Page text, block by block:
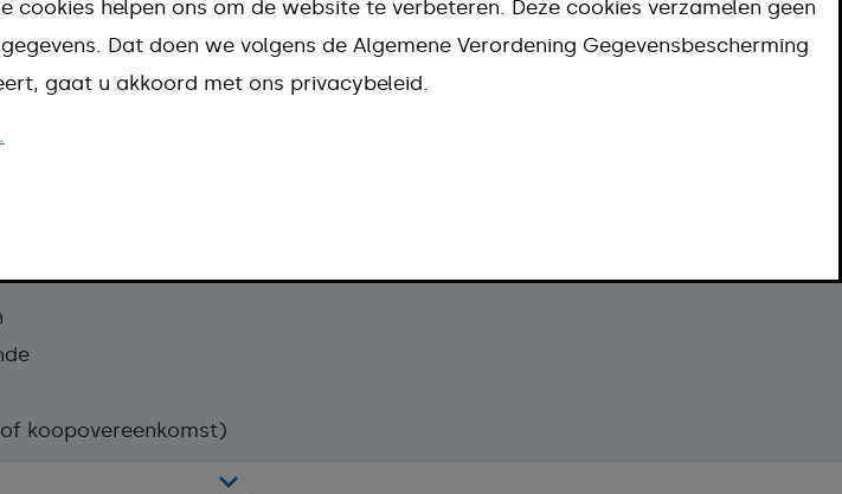
koopovereenkomst)
helpen ons om de website te verbeteren. Deze cookies verzamelen geen
Dat doen we volgens de Algemene Verordening Gegevensbescherming
gaat u akkoord met ons privacybeleid.